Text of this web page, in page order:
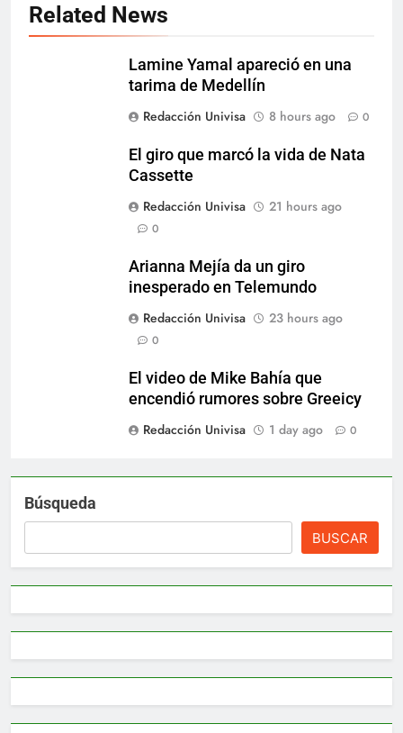
Related News
Lamine Yamal apareció en una
tarima de Medellín
Redacción Univisa
8 hours ago 0
El giro que marcó la vida de Nata
Cassette
Redacción Univisa
21 hours ago
0
Arianna Mejía da un giro
inesperado en Telemundo
Redacción Univisa
23 hours ago
0
El video de Mike Bahía que
encendió rumores sobre Greeicy
Redacción Univisa
1 day ago 0
Búsqueda
BUSCAR